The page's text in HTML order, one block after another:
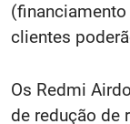
clientes
Os Redmi
de redução de